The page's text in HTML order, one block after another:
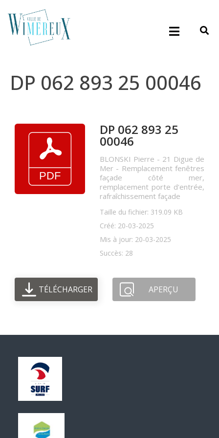
DP 062 893 25 00046
DP 062 893 25
00046
BLONSKI Pierre - 21 Digue de
Mer - Remplacement fenêtres
façade côté mer,
remplacement porte d'entrée,
rafraîchissement façade
Taille du fichier: 319.09 KB
Créé: 20-03-2025
Mis à jour: 20-03-2025
Succès: 28
TÉLÉCHARGER APERÇU